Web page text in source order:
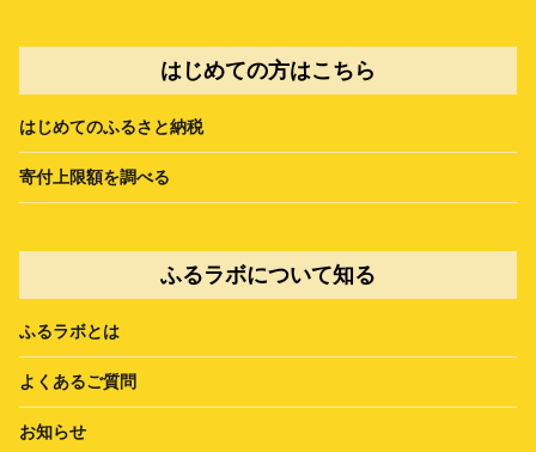
はじめての方はこちら
はじめてのふるさと納税
寄付上限額を調べる
ふるラボについて知る
ふるラボとは
よくあるご質問
お知らせ